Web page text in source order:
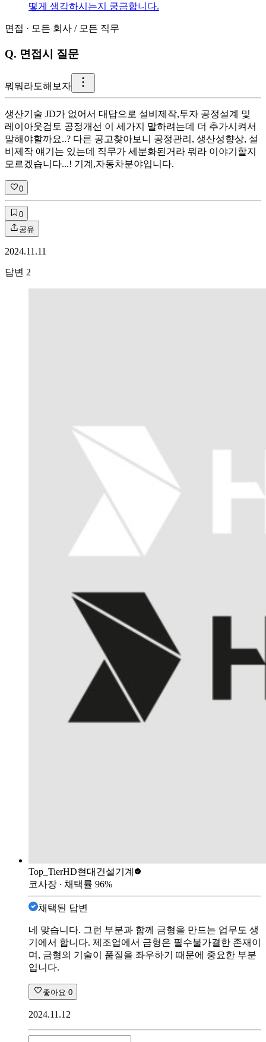
떻게 생각하시는지 궁금합니다.
면접 · 모든 회사 / 모든 직무
Q. 면접시 질문
뭐뭐라도해보자
생산기술 JD가 없어서 대답으로 설비제작,투자 공정설계 및
레이아웃검토 공정개선 이 세가지 말하려는데 더 추가시켜서
말해야할까요..? 다른 공고찾아보니 공정관리, 생산성향상, 설
비제작 얘기는 있는데 직무가 세분화된거라 뭐라 이야기할지
모르겠습니다...! 기계,자동차분야입니다.
0
0
공유
2024.11.11
답변 2
Top_TierHD현대건설기계
코사장 ∙ 채택률 96%
채택된 답변
네 맞습니다. 그런 부분과 함께 금형을 만드는 업무도 생
기에서 합니다. 제조업에서 금형은 필수불가결한 존재이
며, 금형의 기술이 품질을 좌우하기 때문에 중요한 부분
입니다.
좋아요 0
2024.11.12